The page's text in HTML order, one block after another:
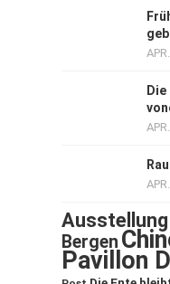
Ausstellung
Bergen
Pavillon